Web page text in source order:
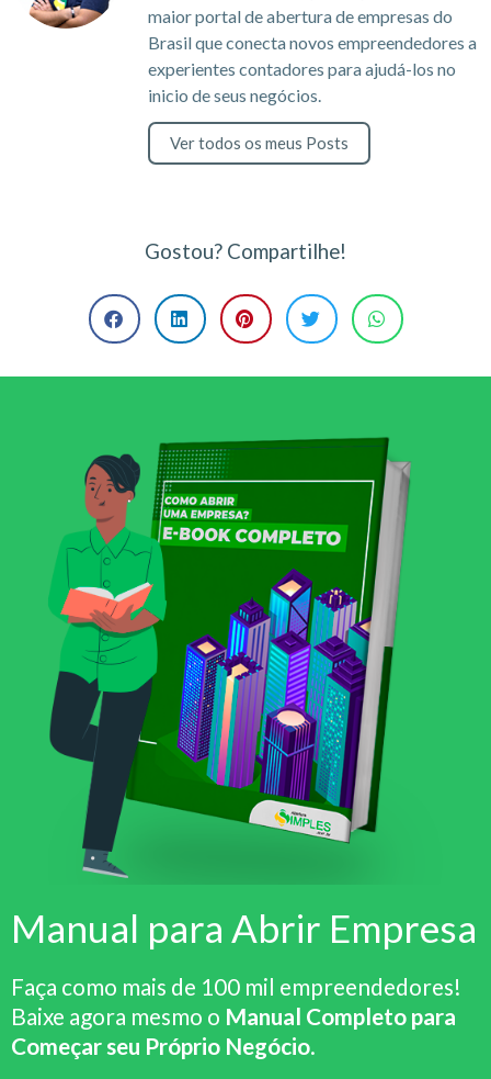
maior portal de abertura de empresas do
Brasil que conecta novos empreendedores a
experientes contadores para ajudá-los no
inicio de seus negócios.
Ver todos os meus Posts
Gostou? Compartilhe!
Manual para Abrir Empresa
Faça como mais de 100 mil empreendedores!
Baixe agora mesmo o Manual Completo para
Começar seu Próprio Negócio.